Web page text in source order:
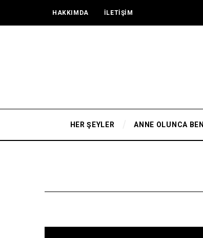
HAKKIMDA İLETİŞİM
HER ŞEYLER ANNE OLUNCA BEN